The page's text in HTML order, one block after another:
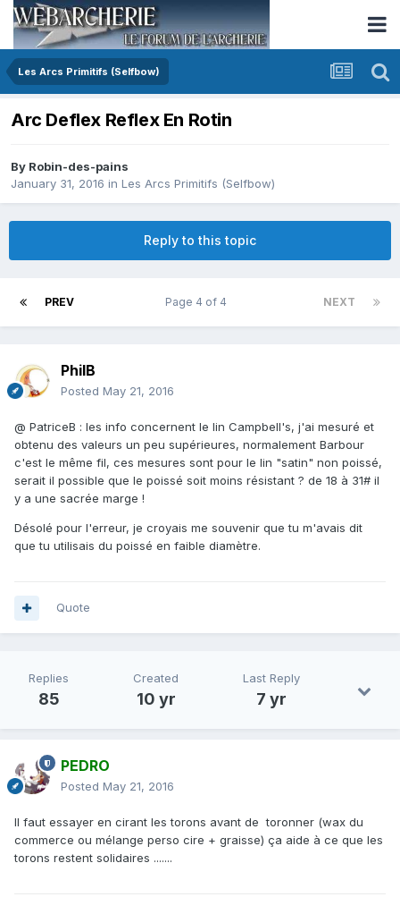
Les Arcs Primitifs (Selfbow)
Arc Deflex Reflex En Rotin
By Robin-des-pains
January 31, 2016 in Les Arcs Primitifs (Selfbow)
Reply to this topic
PREV NEXT
Page 4 of 4
PhilB
Posted May 21, 2016
@ PatriceB : les info concernent le lin Campbell's, j'ai mesuré et
obtenu des valeurs un peu supérieures, normalement Barbour
c'est le même fil, ces mesures sont pour le lin "satin" non poissé,
serait il possible que le poissé soit moins résistant ? de 18 à 31# il
y a une sacrée marge !
Désolé pour l'erreur, je croyais me souvenir que tu m'avais dit
que tu utilisais du poissé en faible diamètre.
Quote
Replies
85
Created
10 yr
Last Reply
7 yr
PEDRO
Posted May 21, 2016
Il faut essayer en cirant les torons avant de toronner (wax du
commerce ou mélange perso cire + graisse) ça aide à ce que les
torons restent solidaires .......